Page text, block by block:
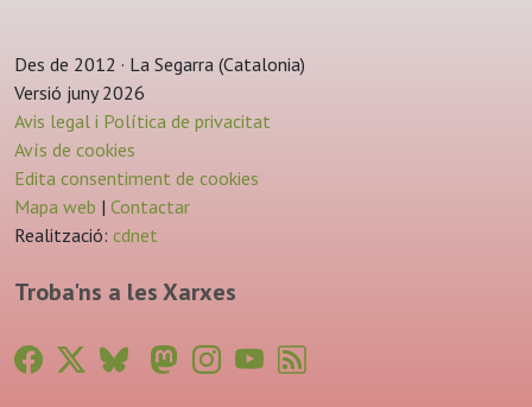
Des de 2012 · La Segarra (Catalonia)
Versió juny 2026
Avis legal i Política de privacitat
Avís de cookies
Edita consentiment de cookies
Mapa web | Contactar
Realització: cdnet
Troba'ns a les Xarxes